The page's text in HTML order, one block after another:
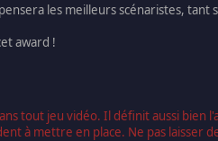
les meilleurs scénaristes, tant
award !
tout jeu vidéo. Il définit aussi bien
à mettre en place. Ne pas laisser